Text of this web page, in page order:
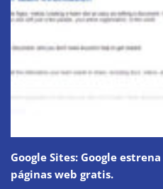
Google Sites: Google
páginas web gratis.